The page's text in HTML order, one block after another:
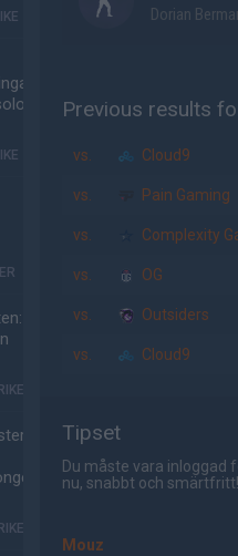
Dorian
Previous results
vs. Cloud9
vs. Pain Gaming
vs. Complexity
vs. OG
vs. Outsiders
vs. Cloud9
Tipset
Du måste vara inloggad
nu, snabbt och smärtfritt!
Mouz